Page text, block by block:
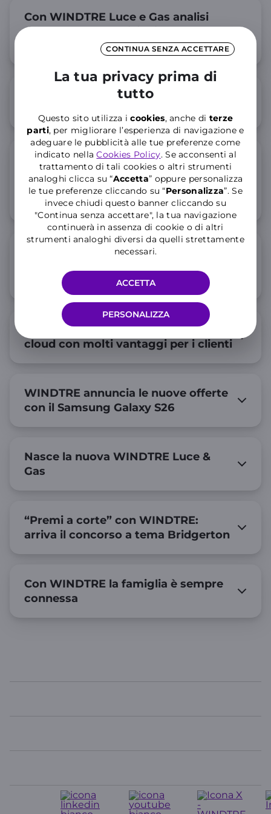
CONTINUA SENZA ACCETTARE
La tua privacy prima di
tutto
Questo sito utilizza icookies, anche di terze
parti, per migliorare l’esperienza di navigazione e
adeguare le pubblicità alle tue preferenze come
indicato nellaCookies Policy. Se acconsenti al
trattamento di tali cookies o altri strumenti
analoghi clicca su “Accetta” oppure personalizza
le tue preferenze cliccando su “Personalizza”. Se
invece chiudi questo banner cliccando su
"Continua senza accettare", la tua navigazione
continuerà in assenza di cookie o di altri
strumenti analoghi diversi da quelli strettamente
necessari.
PERSONALIZZA
ACCETTA
Con WINDTRE Luce e Gas analisi
delle spese e condizioni bloccate per
Nei WINDTRE Store si risparmia
WINDTRE Casa e Negozio Protetti
by Protecta: la soluzione per la
sicurezza delle persone e delle
attività commerciali
Truffe energy in aumento, WINDTRE
le famiglie
WINDTRE e Google One: spazio
cloud con molti vantaggi per i clienti
WINDTRE annuncia le nuove offerte
con il Samsung Galaxy S26
Nasce la nuova WINDTRE Luce &
Gas
“Premi a corte” con WINDTRE:
arriva il concorso a tema Bridgerton
Con WINDTRE la famiglia è sempre
connessa